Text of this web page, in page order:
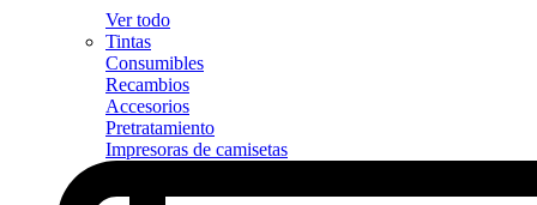
Ver todo
Tintas
Consumibles
Recambios
Accesorios
Pretratamiento
Impresoras de camisetas